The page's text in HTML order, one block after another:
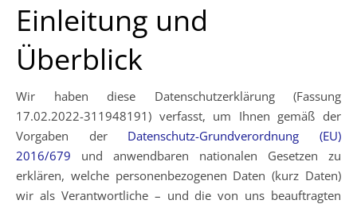
Einleitung und
Überblick
Wir haben diese Datenschutzerklärung (Fassung
17.02.2022-311948191) verfasst, um Ihnen gemäß der
Vorgaben der Datenschutz-Grundverordnung (EU)
2016/679 und anwendbaren nationalen Gesetzen zu
erklären, welche personenbezogenen Daten (kurz Daten)
wir als Verantwortliche – und die von uns beauftragten